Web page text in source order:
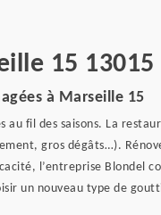
15 13015
à Marseille 15
fil des saisons. La
gros dégâts…).
l’entreprise Blondel
un nouveau type de